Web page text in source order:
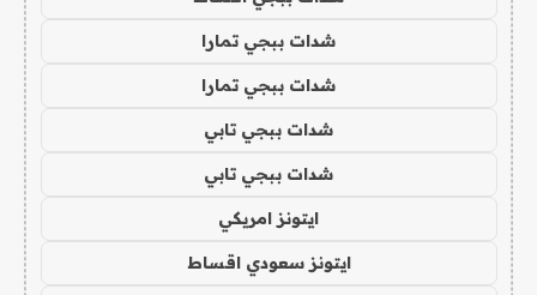
شدات ببجي تمارا
شدات ببجي تمارا
شدات ببجي تابي
شدات ببجي تابي
ايتونز امريكي
ايتونز سعودي اقساط